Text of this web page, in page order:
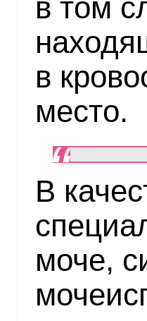
в том
в
место.
В
моче,